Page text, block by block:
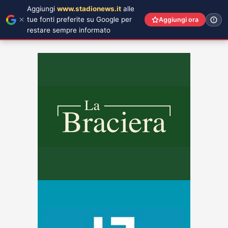
Aggiungi www.stadionews.it alle
tue fonti preferite su Google per
restare sempre informato
Aggiungi ora